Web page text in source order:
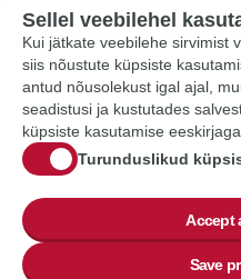
Sellel veebilehel
Kui jätkate veebilehe sirvimist
siis nõustute küpsiste
antud nõusolekust igal ajal,
seadistusi ja kustutades
küpsiste kasutamise eeskirjaga.
Turunduslikud
Accept
Save